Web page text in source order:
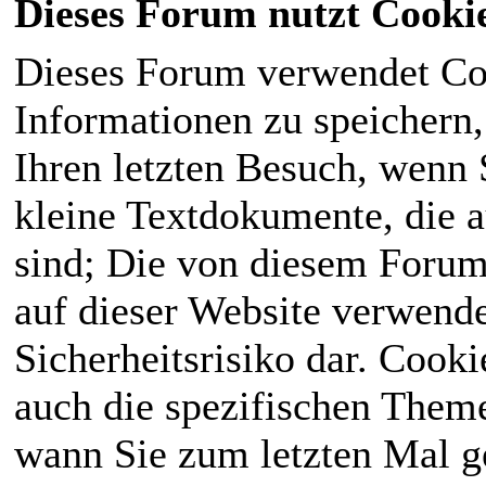
einzuhauchen. Die
magische Welt liegt
für den
Normalbürger im
Verborgenen.
Deswegen kann
man bei uns sowohl
Reallifespielen, als
auch Menschen mit
Wir nutzen nun das
Uploadsystem. Bitte
ladet eure Grafiken
neu hoch.
⟩⟩28.02.2026:
Aktivitätsregeln
wurden festgehalten
und ab heute gibt es
jeden Monat eine
Whitelist.
Dieses Forum nutzt
Dieses Forum verwendet
Informationen zu
Ihren letzten Besuch,
kleine Textdokumente, die
sind; Die von diesem
auf dieser Website
Sicherheitsrisiko dar.
auch die spezifischen
wann Sie zum letzten Mal